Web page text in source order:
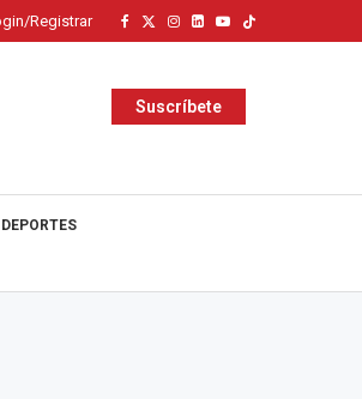
Registrar
Suscríbete
DEPORTES